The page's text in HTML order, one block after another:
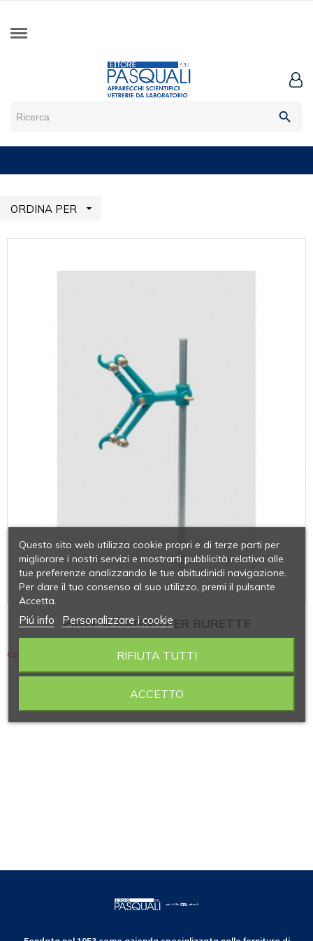
search
ORDINA PER 
PINZE A RAGNO PER BURETTE
Contiene 2 articoli
Questo sito web utilizza cookie propri e di terze parti per
migliorare i nostri servizi e mostrarti pubblicità relativa alle
tue preferenze analizzando le tue abitudinidi navigazione.
Per dare il tuo consenso al suo utilizzo, premi il pulsante
Accetta.
Piú info Personalizzare i cookie
RIFIUTA TUTTI
ACCETTO